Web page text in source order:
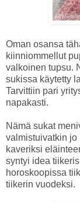
Oman osansa
kiinniommellut
valkoinen tupsu.
sukissa käytetty
Tarvittiin pari
napakasti.
Nämä sukat
valmistuivatkin
kaveriksi
syntyi idea
horoskoopissa
tiikerin vuodeksi.